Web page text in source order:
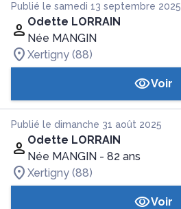
Publié le samedi 13 septembre 2025
Odette LORRAIN
Née MANGIN
Xertigny (88)
Voir
Publié le dimanche 31 août 2025
Odette LORRAIN
Née MANGIN - 82 ans
Xertigny (88)
Voir